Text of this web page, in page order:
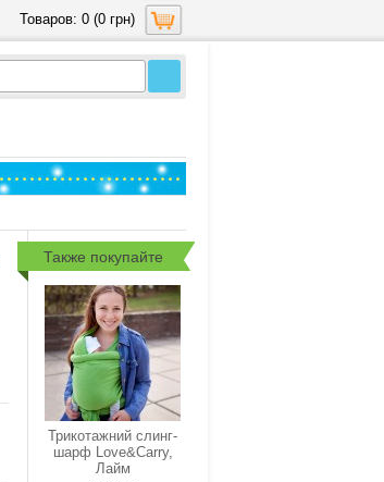
Товаров: 0 (0 грн)
Также покупайте
Трикотажний слинг-
шарф Love&Carry,
Лайм